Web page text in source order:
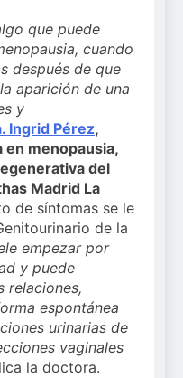
que puede
cuando
después de que
aparición de una
y
Ingrid Pérez,
en menopausia,
del
Madrid La
de síntomas se le
de la
empezar por
y puede
relaciones,
espontánea
urinarias de
vaginales
la doctora.